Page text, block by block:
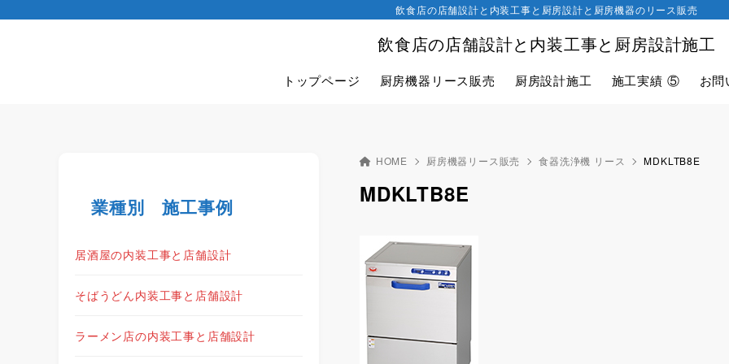
飲食店の店舗設計と内装工事と厨房設計施工
飲食店の店舗設計と内装工事と厨房設計と厨房機器のリース販売
トップページ 厨房機器リース販売 厨房設計施工 施工実績 ⑤ お
HOME 厨房機器リース販売 食器洗浄機 リース MDKLTB8E
MDKLTB8E
業種別 施工事例
居酒屋の内装工事と店舗設計
そばうどん内装工事と店舗設計
ラーメン店の内装工事と店舗設計